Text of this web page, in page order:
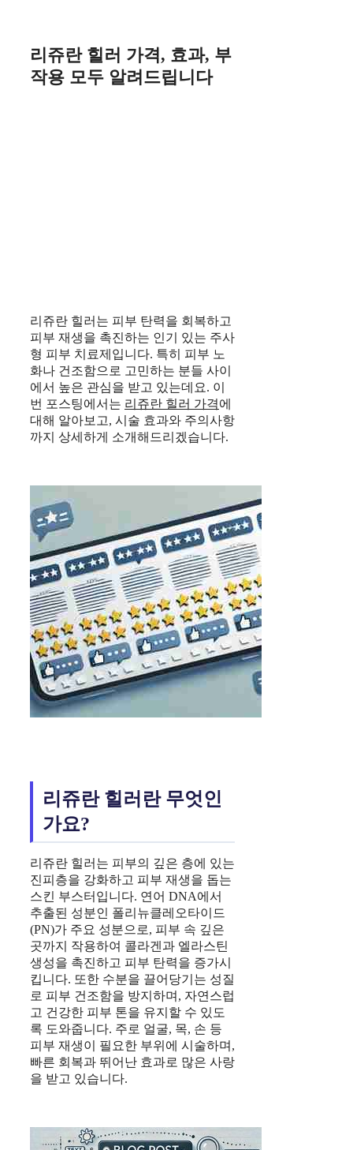
리쥬란 힐러 가격, 효과, 부
작용 모두 알려드립니다
리쥬란 힐러는 피부 탄력을 회복하고
피부 재생을 촉진하는 인기 있는 주사
형 피부 치료제입니다. 특히 피부 노
화나 건조함으로 고민하는 분들 사이
에서 높은 관심을 받고 있는데요. 이
번 포스팅에서는 리쥬란 힐러 가격에
대해 알아보고, 시술 효과와 주의사항
까지 상세하게 소개해드리겠습니다.
리쥬란 힐러란 무엇인
가요?
리쥬란 힐러는 피부의 깊은 층에 있는
진피층을 강화하고 피부 재생을 돕는
스킨 부스터입니다. 연어 DNA에서
추출된 성분인 폴리뉴클레오타이드
(PN)가 주요 성분으로, 피부 속 깊은
곳까지 작용하여 콜라겐과 엘라스틴
생성을 촉진하고 피부 탄력을 증가시
킵니다. 또한 수분을 끌어당기는 성질
로 피부 건조함을 방지하며, 자연스럽
고 건강한 피부 톤을 유지할 수 있도
록 도와줍니다. 주로 얼굴, 목, 손 등
피부 재생이 필요한 부위에 시술하며,
빠른 회복과 뛰어난 효과로 많은 사랑
을 받고 있습니다.